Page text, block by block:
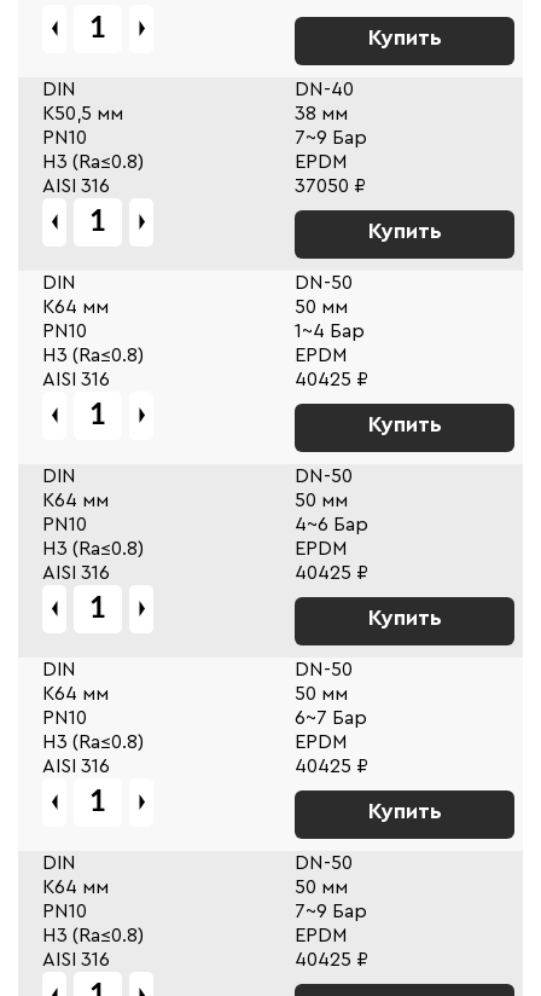
Купить
DIN
DN-40
К50,5 мм
38 мм
PN10
7~9 Бар
Н3 (Ra≤0.8)
EPDM
AISI 316
37050 ₽
Купить
DIN
DN-50
К64 мм
50 мм
PN10
1~4 Бар
Н3 (Ra≤0.8)
EPDM
AISI 316
40425 ₽
Купить
DIN
DN-50
К64 мм
50 мм
PN10
4~6 Бар
Н3 (Ra≤0.8)
EPDM
AISI 316
40425 ₽
Купить
DIN
DN-50
К64 мм
50 мм
PN10
6~7 Бар
Н3 (Ra≤0.8)
EPDM
AISI 316
40425 ₽
Купить
DIN
DN-50
К64 мм
50 мм
PN10
7~9 Бар
Н3 (Ra≤0.8)
EPDM
AISI 316
40425 ₽